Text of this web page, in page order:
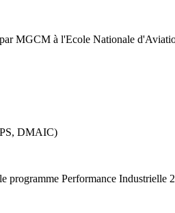
MGCM à l'Ecole Nationale
DMAIC)
Performance Industrielle